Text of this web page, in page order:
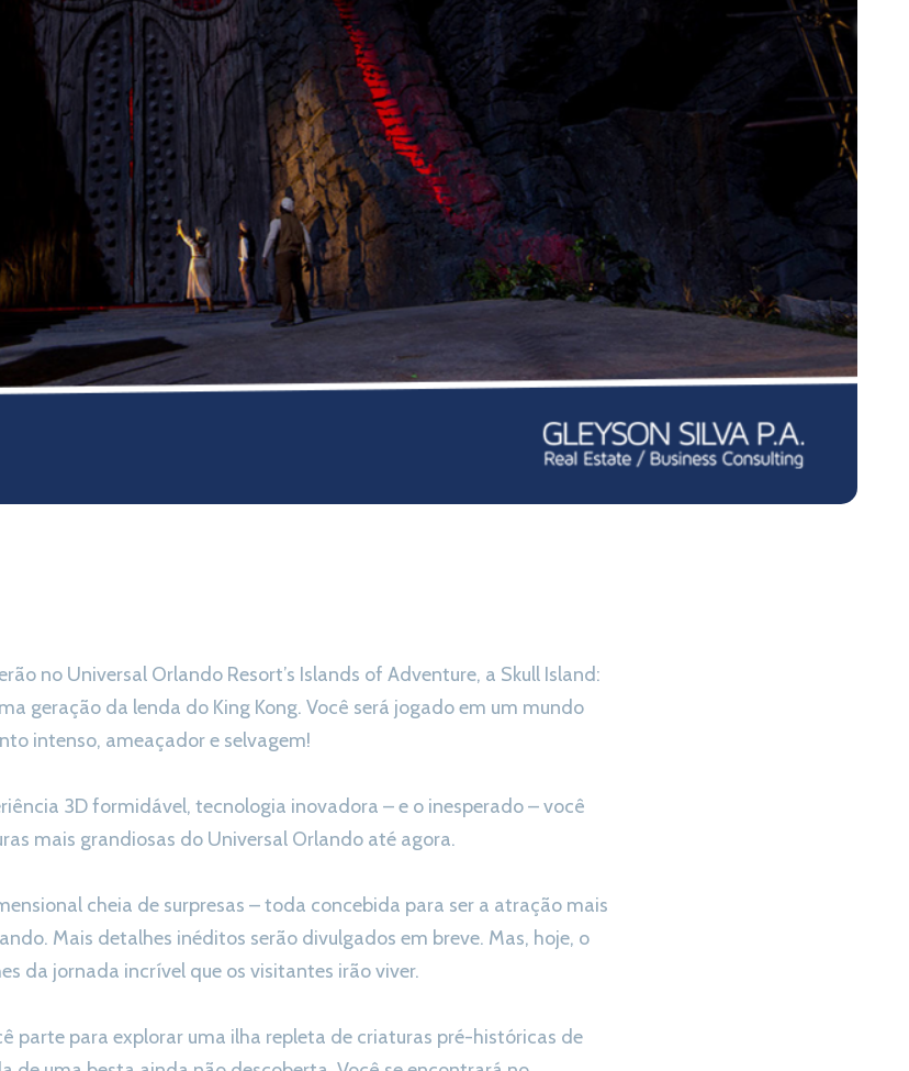
no Universal Orlando Resort’s Islands of Adventure, a Skull Island:
geração da lenda do King Kong. Você será jogado em um mundo
intenso, ameaçador e selvagem!
3D formidável, tecnologia inovadora – e o inesperado – você
mais grandiosas do Universal Orlando até agora.
cheia de surpresas – toda concebida para ser a atração mais
Mais detalhes inéditos serão divulgados em breve. Mas, hoje, o
da jornada incrível que os visitantes irão viver.
parte para explorar uma ilha repleta de criaturas pré-históricas de